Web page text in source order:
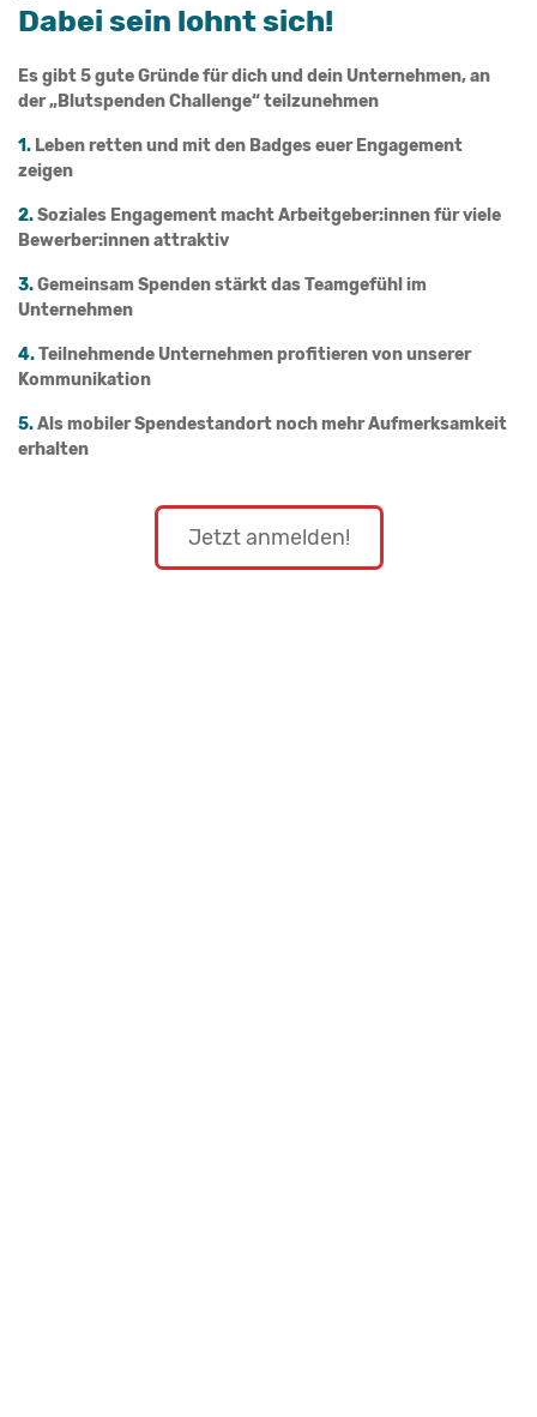
Dabei sein lohnt sich!
Es gibt 5 gute Gründe für dich und dein Unternehmen, an
der „Blutspenden Challenge“ teilzunehmen
1. Leben retten und mit den Badges euer Engagement
zeigen
2.Soziales Engagement macht Arbeitgeber:innen für viele
Bewerber:innen attraktiv
3.Gemeinsam Spenden stärkt das Teamgefühl im
Unternehmen
4.Teilnehmende Unternehmen profitieren von unserer
Kommunikation
5.Als mobiler Spendestandort noch mehr Aufmerksamkeit
erhalten
Jetzt anmelden!